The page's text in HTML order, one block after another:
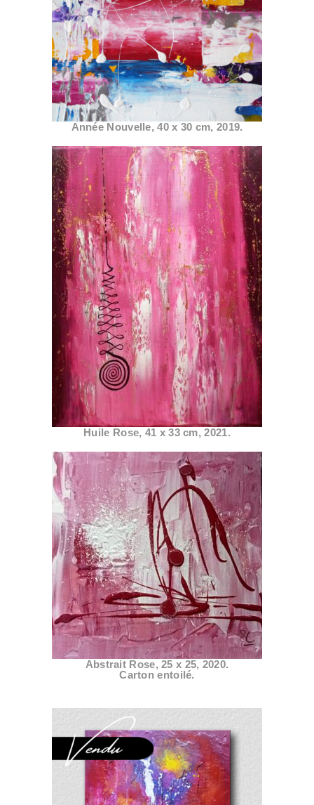
Année Nouvelle, 40 x 30 cm, 2019.
Huile Rose, 41 x 33 cm, 2021.
Abstrait Rose, 25 x 25, 2020.
Carton entoilé.